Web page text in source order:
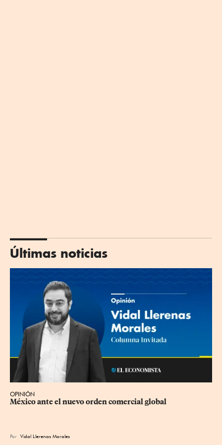
Últimas noticias
OPINIÓN
México ante el nuevo orden comercial global
Por Vidal Llerenas Morales